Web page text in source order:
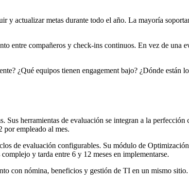
y actualizar metas durante todo el año. La mayoría
entre compañeros y check-ins continuos. En vez de una
¿Qué equipos tienen engagement bajo? ¿Dónde
Sus herramientas de evaluación se integran a la
por empleado al mes.
de evaluación configurables. Su módulo de
y tarda entre 6 y 12 meses en implementarse.
con nómina, beneficios y gestión de TI en un mismo